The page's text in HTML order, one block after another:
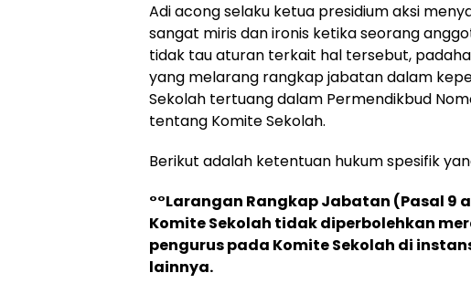
Adi acong selaku ketua presidium aksi
sangat miris dan ironis ketika seorang
tidak tau aturan terkait hal tersebut,
yang melarang rangkap jabatan dalam
Sekolah tertuang dalam Permendikbud
tentang Komite Sekolah.
Berikut adalah ketentuan hukum spesifik
°°Larangan Rangkap Jabatan (Pasal 9
Komite Sekolah tidak diperbolehkan
pengurus pada Komite Sekolah di
lainnya.